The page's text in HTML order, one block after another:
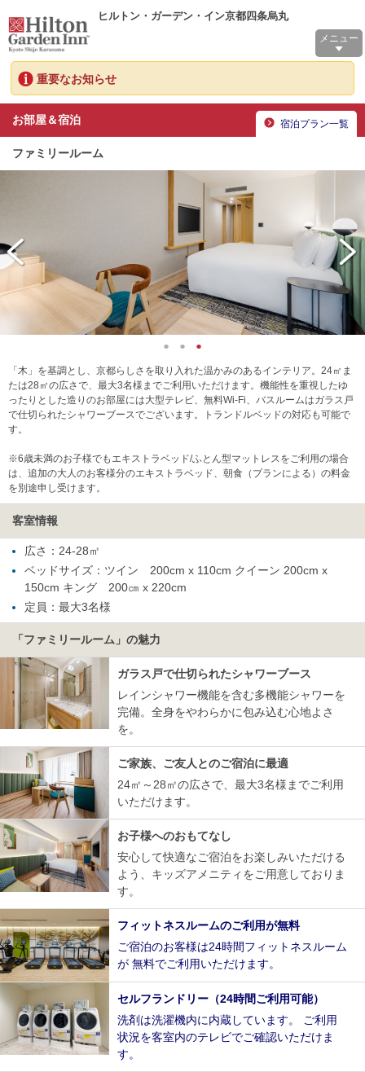
ヒルトン・ガーデン・イン京都四条烏丸
メニュー
重要なお知らせ
お部屋＆宿泊 宿泊プラン一覧
ファミリールーム
「木」を基調とし、京都らしさを取り入れた温かみのあるインテリア。24㎡ま
たは28㎡の広さで、最大3名様までご利用いただけます。機能性を重視したゆ
ったりとした造りのお部屋には大型テレビ、無料Wi-Fi、バスルームはガラス戸
で仕切られたシャワーブースでございます。トランドルベッドの対応も可能で
す。
※6歳未満のお子様でもエキストラベッド/ふとん型マットレスをご利用の場合
は、追加の大人のお客様分のエキストラベッド、朝食（プランによる）の料金
を別途申し受けます。
客室情報
広さ：24-28㎡
ベッドサイズ：ツイン 200cm x 110cm クイーン 200cm x
150cm キング 200㎝ x 220cm
定員：最大3名様
「ファミリールーム」の魅力
ガラス戸で仕切られたシャワーブース
レインシャワー機能を含む多機能シャワーを
完備。全身をやわらかに包み込む心地よさ
を。
ご家族、ご友人とのご宿泊に最適
24㎡～28㎡の広さで、最大3名様までご利用
いただけます。
お子様へのおもてなし
安心して快適なご宿泊をお楽しみいただける
よう、キッズアメニティをご用意しておりま
す。
フィットネスルームのご利用が無料
ご宿泊のお客様は24時間フィットネスルーム
が 無料でご利用いただけます。
セルフランドリー（24時間ご利用可能）
洗剤は洗濯機内に内蔵しています。 ご利用
状況を客室内のテレビでご確認いただけま
す。